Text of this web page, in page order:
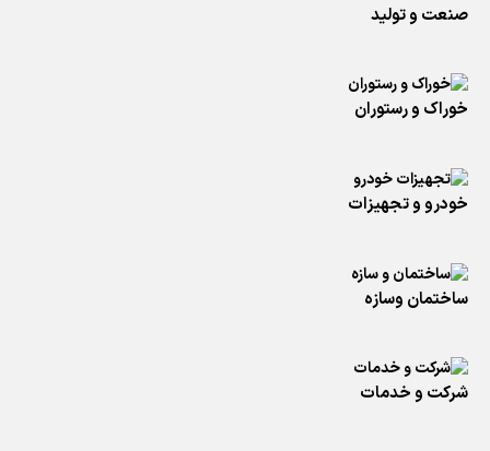
صنعت و تولید
خوراک و رستوران
خودرو و تجهیزات
ساختمان وسازه
شرکت و خدمات